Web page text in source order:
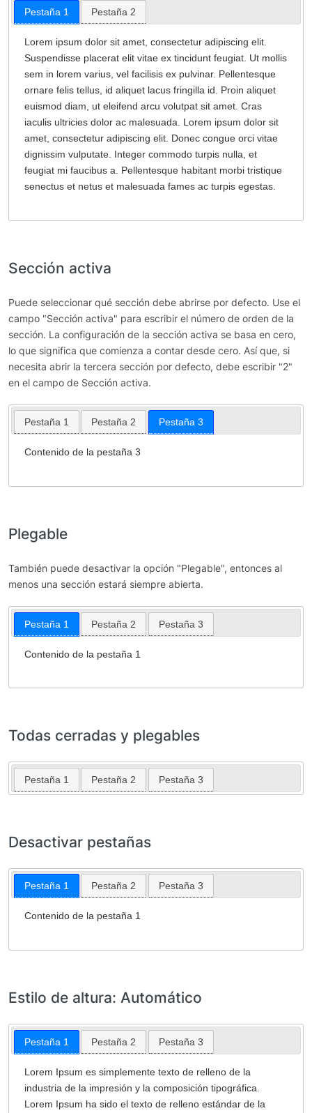
Pestaña 1 Pestaña 2
Lorem ipsum dolor sit amet, consectetur adipiscing elit.
Suspendisse placerat elit vitae ex tincidunt feugiat. Ut mollis
sem in lorem varius, vel facilisis ex pulvinar. Pellentesque
ornare felis tellus, id aliquet lacus fringilla id. Proin aliquet
euismod diam, ut eleifend arcu volutpat sit amet. Cras
iaculis ultricies dolor ac malesuada. Lorem ipsum dolor sit
amet, consectetur adipiscing elit. Donec congue orci vitae
dignissim vulputate. Integer commodo turpis nulla, et
feugiat mi faucibus a. Pellentesque habitant morbi tristique
senectus et netus et malesuada fames ac turpis egestas.
Sección activa
Puede seleccionar qué sección debe abrirse por defecto. Use el
campo "Sección activa" para escribir el número de orden de la
sección. La configuración de la sección activa se basa en cero,
lo que significa que comienza a contar desde cero. Así que, si
necesita abrir la tercera sección por defecto, debe escribir "2"
en el campo de Sección activa.
Pestaña 1 Pestaña 2 Pestaña 3
Contenido de la pestaña 3
Plegable
También puede desactivar la opción "Plegable", entonces al
menos una sección estará siempre abierta.
Pestaña 1 Pestaña 2 Pestaña 3
Contenido de la pestaña 1
Todas cerradas y plegables
Pestaña 1 Pestaña 2 Pestaña 3
Desactivar pestañas
Pestaña 1 Pestaña 2 Pestaña 3
Contenido de la pestaña 1
Estilo de altura: Automático
Pestaña 1 Pestaña 2 Pestaña 3
Lorem Ipsum es simplemente texto de relleno de la
industria de la impresión y la composición tipográfica.
Lorem Ipsum ha sido el texto de relleno estándar de la